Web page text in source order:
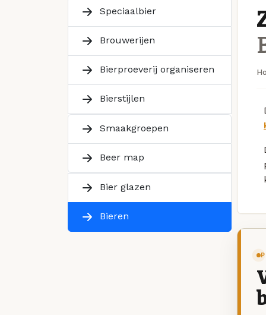
Speciaalbier
Brouwerijen
Bierproeverij organiseren
Bierstijlen
Smaakgroepen
Beer map
Bier glazen
Bieren